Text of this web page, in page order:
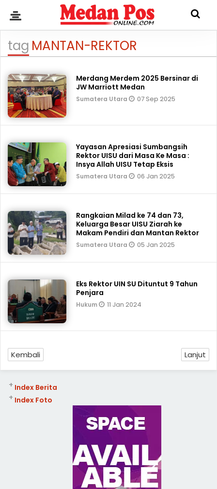
tag MANTAN-REKTOR
Merdang Merdem 2025 Bersinar di
JW Marriott Medan
Sumatera Utara 07 Sep 2025
Yayasan Apresiasi Sumbangsih
Rektor UISU dari Masa Ke Masa :
Insya Allah UISU Tetap Eksis
Sumatera Utara 06 Jan 2025
Rangkaian Milad ke 74 dan 73,
Keluarga Besar UISU Ziarah ke
Makam Pendiri dan Mantan Rektor
Sumatera Utara 05 Jan 2025
Eks Rektor UIN SU Dituntut 9 Tahun
Penjara
Hukum 11 Jan 2024
Kembali Lanjut
Index Berita
+
Index Foto
+